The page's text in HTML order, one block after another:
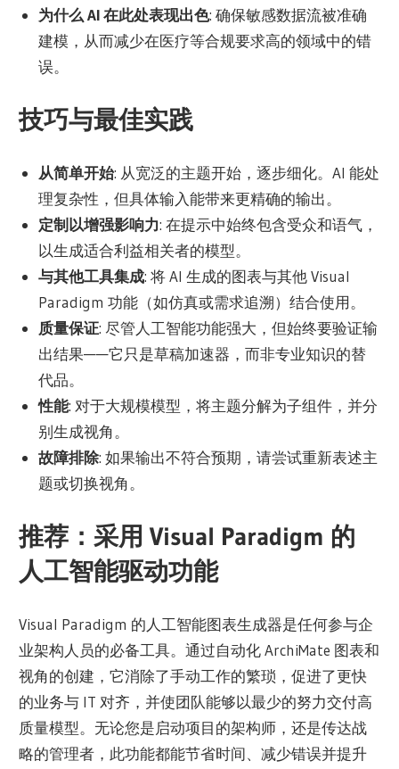
为什么 AI 在此处表现出色: 确保敏感数据流被准确
建模，从而减少在医疗等合规要求高的领域中的错
误。
技巧与最佳实践
从简单开始: 从宽泛的主题开始，逐步细化。AI 能处
理复杂性，但具体输入能带来更精确的输出。
定制以增强影响力: 在提示中始终包含受众和语气，
以生成适合利益相关者的模型。
与其他工具集成: 将 AI 生成的图表与其他 Visual
Paradigm 功能（如仿真或需求追溯）结合使用。
质量保证: 尽管人工智能功能强大，但始终要验证输
出结果——它只是草稿加速器，而非专业知识的替
代品。
性能: 对于大规模模型，将主题分解为子组件，并分
别生成视角。
故障排除: 如果输出不符合预期，请尝试重新表述主
题或切换视角。
推荐：采用 Visual Paradigm 的
人工智能驱动功能
Visual Paradigm 的人工智能图表生成器是任何参与企
业架构人员的必备工具。通过自动化 ArchiMate 图表和
视角的创建，它消除了手动工作的繁琐，促进了更快
的业务与 IT 对齐，并使团队能够以最少的努力交付高
质量模型。无论您是启动项目的架构师，还是传达战
略的管理者，此功能都能节省时间、减少错误并提升